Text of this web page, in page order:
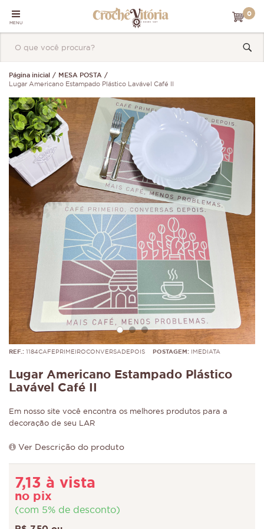
MENU
0
Página inicial
MESA POSTA
Lugar Americano Estampado Plástico Lavável Café II
REF.: 1184CAFEPRIMEIROCONVERSADEPOIS POSTAGEM: IMEDIATA
Lugar Americano Estampado Plástico
Lavável Café II
Em nosso site você encontra os melhores produtos para a
decoração de seu LAR
Ver Descrição do produto
7,13 à vista
no pix
(com 5% de desconto)